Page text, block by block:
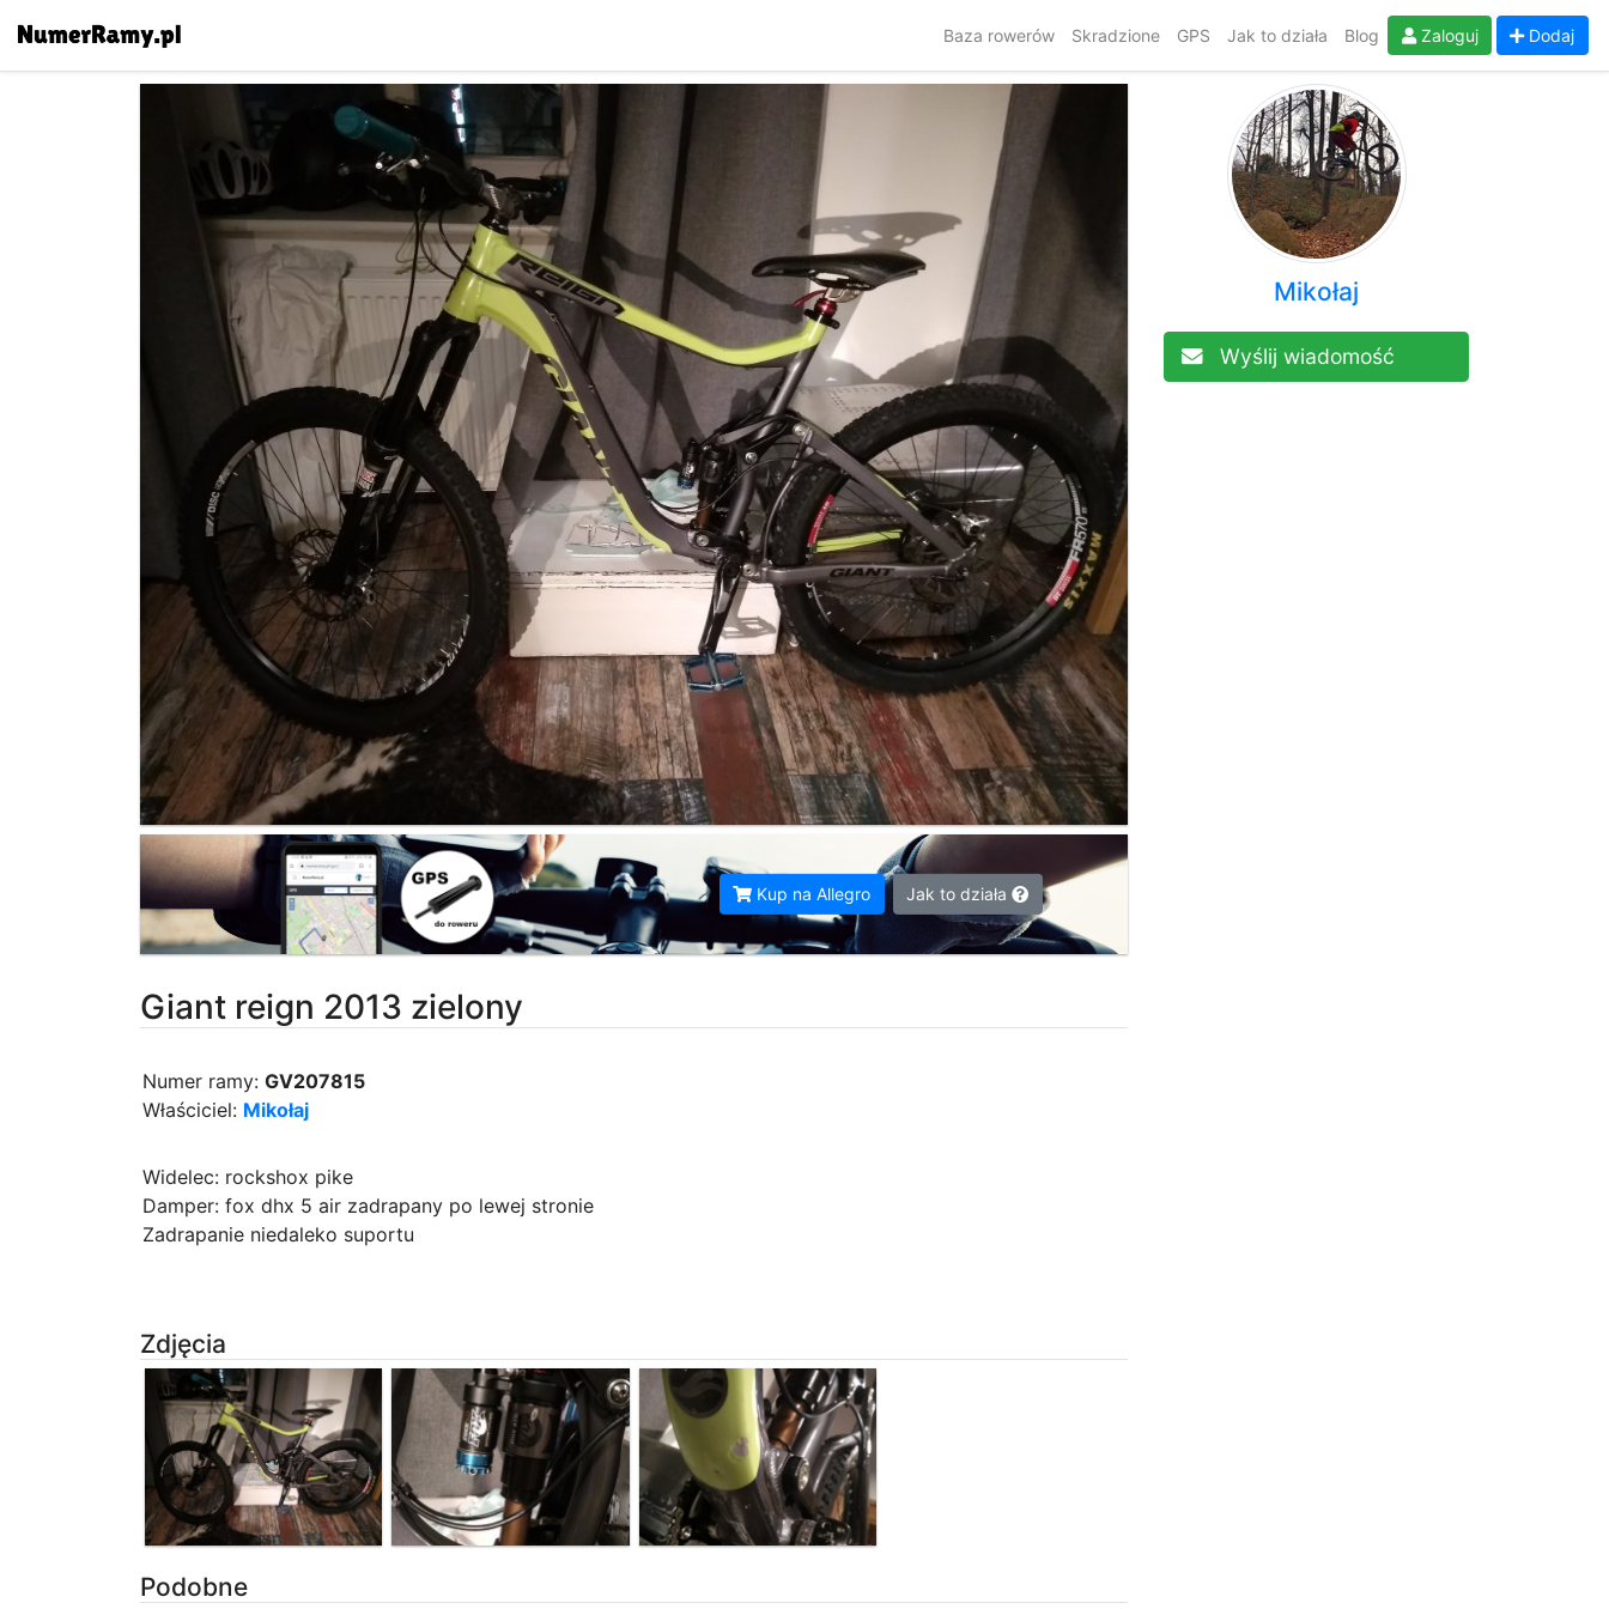
Baza rowerów Skradzione GPS Jak to działa Blog Zaloguj Dodaj
Kup na Allegro Jak to działa
Giant reign 2013 zielony
Numer ramy: GV207815
Właściciel: Mikołaj
Widelec: rockshox pike
Damper: fox dhx 5 air zadrapany po lewej stronie
Zadrapanie niedaleko suportu
Zdjęcia
Mikołaj
Wyślij wiadomość
Podobne